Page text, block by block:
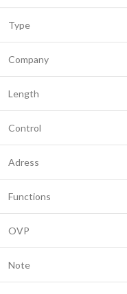
Type
Company
Length
Control
Adress
Functions
OVP
Note